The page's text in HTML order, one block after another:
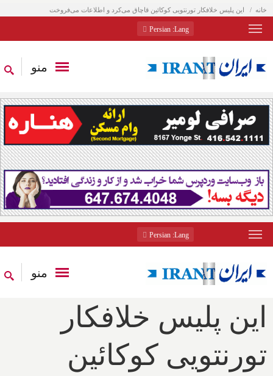
خانه این پلیس خلافکار تورنتویی کوکائین قاچاق می‌کرد و اطلاعات می‌فروخت
Lang
: Persian
منو
Lang
: Persian
منو
این پلیس خلافکار
تورنتویی کوکائین